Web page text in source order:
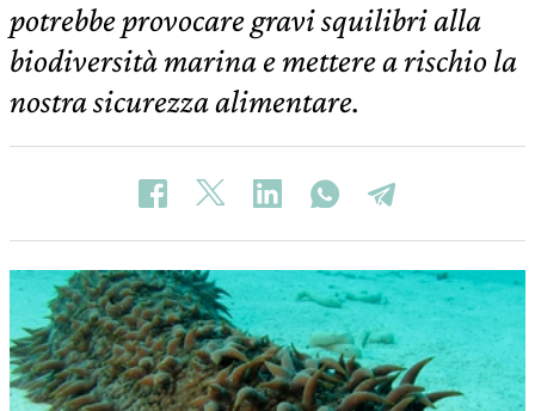
potrebbe provocare gravi squilibri alla
biodiversità marina e mettere a rischio la
nostra sicurezza alimentare.